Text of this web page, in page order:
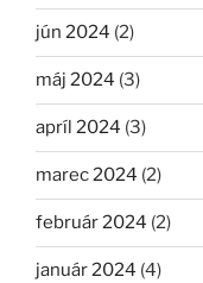
jún 2024 (2)
máj 2024 (3)
apríl 2024 (3)
marec 2024 (2)
február 2024 (2)
január 2024 (4)